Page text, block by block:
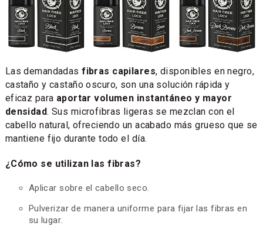
Las demandadasfibras capilares, disponibles en negro,
castaño y castaño oscuro, son una solución rápida y
eficaz para aportar volumen instantáneo y mayor
densidad. Sus microfibras ligeras se mezclan con el
cabello natural, ofreciendo un acabado más grueso que se
mantiene fijo durante todo el día.
¿Cómo se utilizan las fibras?
Aplicar sobre el cabello seco.
Pulverizar de manera uniforme para fijar las fibras en
su lugar.